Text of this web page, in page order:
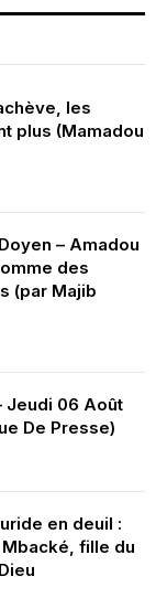
les
plus (Mamadou
– Amadou
des
(par Majib
Jeudi 06 Août
De Presse)
en deuil :
fille du